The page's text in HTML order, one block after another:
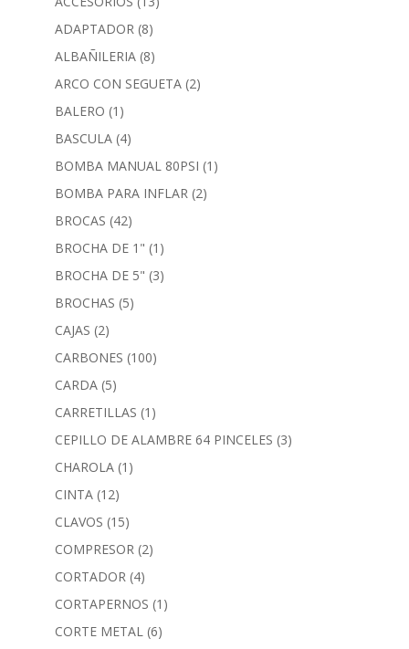
ADAPTADOR (8)
ALBAÑILERIA (8)
ARCO CON SEGUETA (2)
BALERO (1)
BASCULA (4)
BOMBA MANUAL 80PSI (1)
BOMBA PARA INFLAR (2)
BROCAS (42)
BROCHA DE 1" (1)
BROCHA DE 5" (3)
BROCHAS (5)
CAJAS (2)
CARBONES (100)
CARDA (5)
CARRETILLAS (1)
CEPILLO DE ALAMBRE 64 PINCELES (3)
CHAROLA (1)
CINTA (12)
CLAVOS (15)
COMPRESOR (2)
CORTADOR (4)
CORTAPERNOS (1)
CORTE METAL (6)